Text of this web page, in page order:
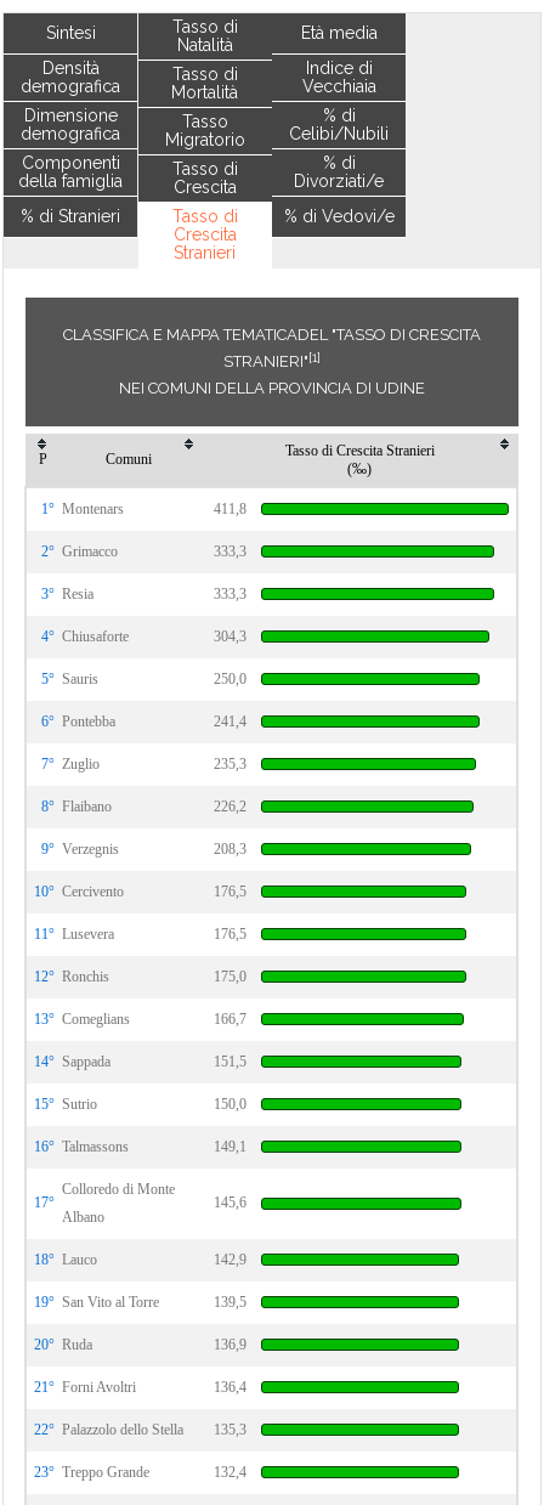
Sintesi
Densità
demografica
Dimensione
demografica
Componenti
della famiglia
% di Stranieri
Tasso di
Natalità
Tasso di
Mortalità
Tasso
Migratorio
Tasso di
Crescita
Tasso di
Crescita
Stranieri
Età media
Indice di
Vecchiaia
% di
Celibi/Nubili
% di
Divorziati/e
% di Vedovi/e
CLASSIFICA E MAPPA TEMATICADEL "TASSO DI CRESCITA
STRANIERI"[1]
NEI COMUNI DELLA PROVINCIA DI UDINE
P Comuni
Tasso di Crescita Stranieri
(‰)
1° Montenars 411,8
2° Grimacco 333,3
3° Resia 333,3
4° Chiusaforte 304,3
5° Sauris 250,0
6° Pontebba 241,4
7° Zuglio 235,3
8° Flaibano 226,2
9° Verzegnis 208,3
10° Cercivento 176,5
11° Lusevera 176,5
12° Ronchis 175,0
13° Comeglians 166,7
14° Sappada 151,5
15° Sutrio 150,0
16° Talmassons 149,1
17°
Colloredo di Monte
Albano
145,6
18° Lauco 142,9
19° San Vito al Torre 139,5
20° Ruda 136,9
21° Forni Avoltri 136,4
22° Palazzolo dello Stella 135,3
23° Treppo Grande 132,4